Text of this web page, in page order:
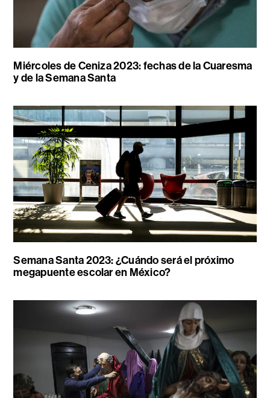
Miércoles de Ceniza 2023: fechas de la Cuaresma
y de la Semana Santa
Semana Santa 2023: ¿Cuándo será el próximo
megapuente escolar en México?